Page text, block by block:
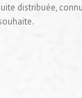
distribuée,